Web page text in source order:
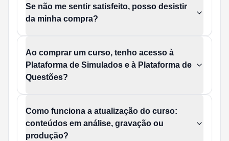
Se não me sentir satisfeito, posso desistir
da minha compra?
Ao comprar um curso, tenho acesso à
Plataforma de Simulados e à Plataforma de
Questões?
Como funciona a atualização do curso:
conteúdos em análise, gravação ou
produção?